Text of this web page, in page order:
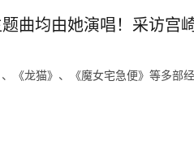
曲均由她演唱！采访宫
《龙猫》、《魔女宅急便》等多部